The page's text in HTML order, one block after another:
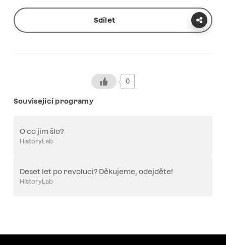
Sdílet
0
Související programy
O co jim šlo?
HistoryLab
Deset let po revoluci? Děkujeme, odejděte!
HistoryLab